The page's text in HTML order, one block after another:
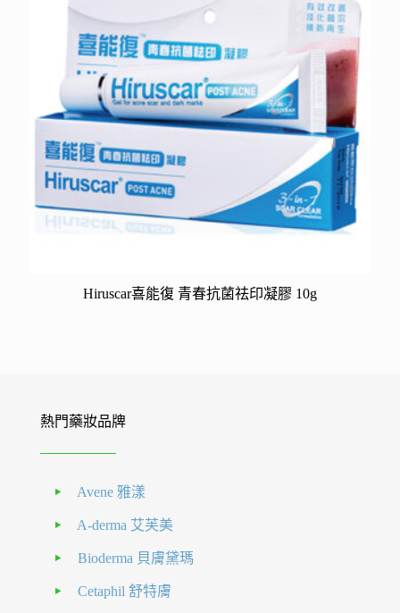
Hiruscar喜能復 青春抗菌祛印凝膠 10g
熱門藥妝品牌
Avene 雅漾
A-derma 艾芙美
Bioderma 貝膚黛瑪
Cetaphil 舒特膚